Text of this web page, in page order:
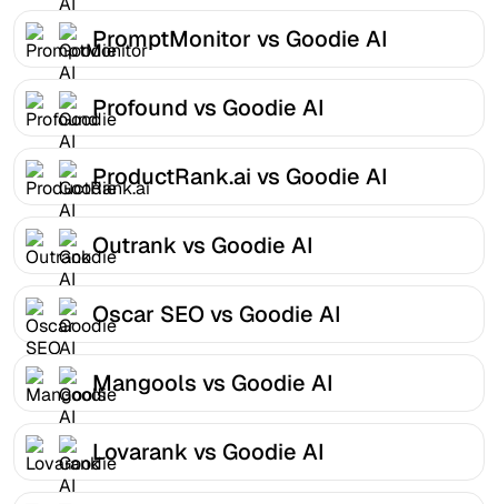
PromptMonitor vs Goodie AI
Profound vs Goodie AI
ProductRank.ai vs Goodie AI
Outrank vs Goodie AI
Oscar SEO vs Goodie AI
Mangools vs Goodie AI
Lovarank vs Goodie AI